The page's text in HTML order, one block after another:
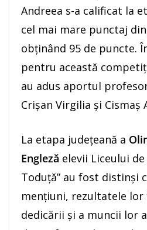
Andreea s-a calificat la
cel mai mare punctaj
obținând 95 de puncte.
pentru această
au adus aportul
Crișan Virgilia și Cismaș
La etapa județeană a
Engleză elevii Liceului
Toduță” au fost distinși
mențiuni, rezultatele lor
dedicării și a muncii lor